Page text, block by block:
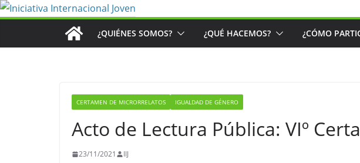
Saltar
¿QUIÉNES SOMOS? ¿QUÉ HACEMOS? ¿CÓMO
CERTAMEN DE MICRORRELATOS IGUALDAD DE GÉNERO
Acto de Lectura Pública: VIº
23/11/2021 IIJ